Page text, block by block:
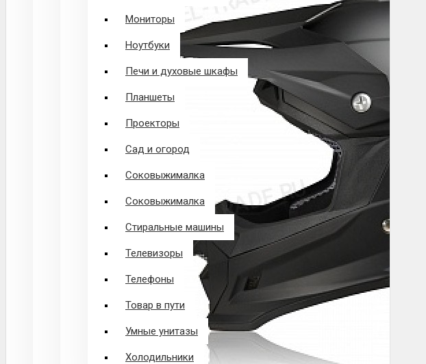
Мониторы
Ноутбуки
Печи и духовые шкафы
Планшеты
Проекторы
Сад и огород
Соковыжималка
Соковыжималка
Стиральные машины
Телевизоры
Телефоны
Товар в пути
Умные унитазы
Холодильники